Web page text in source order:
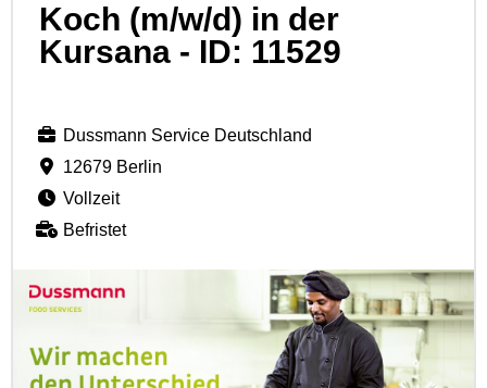
Koch (m/w/d) in der
Kursana - ID: 11529
Dussmann Service Deutschland
12679 Berlin
Vollzeit
Befristet